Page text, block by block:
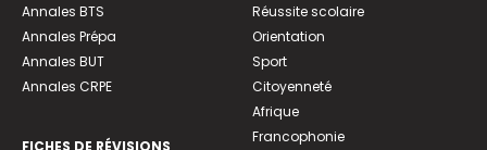
Annales BTS
Annales Prépa
Annales BUT
Annales CRPE
FICHES DE RÉVISIONS
Réussite scolaire
Orientation
Sport
Citoyenneté
Afrique
Francophonie